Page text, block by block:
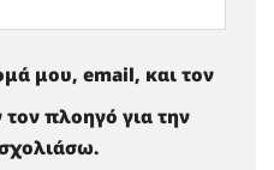
μου, email, και τον
πλοηγό για την